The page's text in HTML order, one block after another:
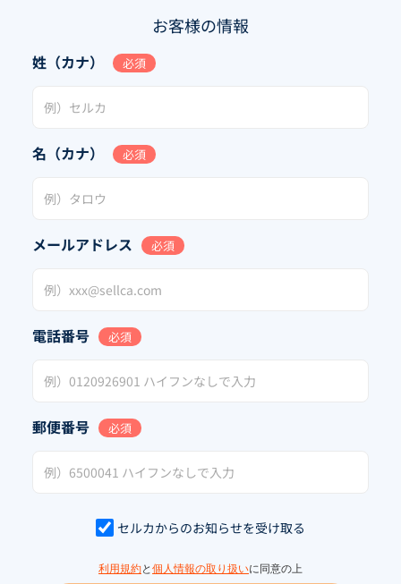
お客様の情報
姓（カナ） 必須
名（カナ） 必須
メールアドレス 必須
電話番号 必須
郵便番号 必須
セルカからのお知らせを受け取る
利用規約と 個人情報の取り扱いに同意の上